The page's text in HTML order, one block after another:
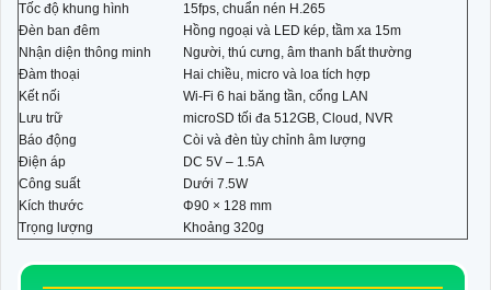
Tốc độ khung hình
15fps, chuẩn nén H.265
Đèn ban đêm
Hồng ngoại và LED kép, tầm xa 15m
Nhận diện thông minh
Người, thú cưng, âm thanh bất thường
Đàm thoại
Hai chiều, micro và loa tích hợp
Kết nối
Wi-Fi 6 hai băng tần, cổng LAN
Lưu trữ
microSD tối đa 512GB, Cloud, NVR
Báo động
Còi và đèn tùy chỉnh âm lượng
Điện áp
DC 5V – 1.5A
Công suất
Dưới 7.5W
Kích thước
Φ90 × 128 mm
Trọng lượng
Khoảng 320g